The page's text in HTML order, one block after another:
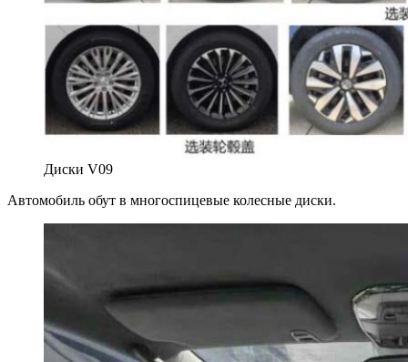
Диски V09
Автомобиль обут в многоспицевые колесные диски.